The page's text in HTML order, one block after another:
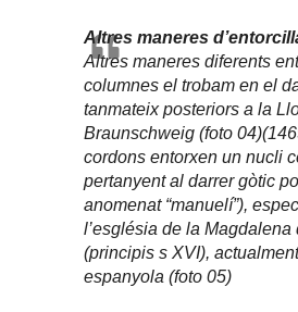
Altres maneres
Altres maneres diferents
columnes el trobam en el
tanmateix posteriors a la
Braunschweig (foto
cordons entorxen un nucli
pertanyent al darrer gòtic
anomenat “manuelí”),
l’església de la Magdalena
(principis s XVI),
espanyola (foto 05)